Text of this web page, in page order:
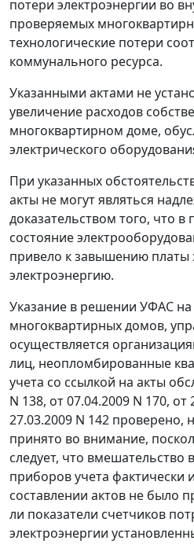
потери электроэнергии во
проверяемых
технологические потери
коммунального ресурса.
Указанными актами не
увеличение расходов
многоквартирном доме,
электрического
При указанных
акты не могут являться
доказательством того, что
состояние
привело к завышению платы
электроэнергию.
Указание в решении УФАС
многоквартирных домов,
осуществляется
лиц, неопломбированные
учета со ссылкой на акты
N 138, от 07.04.2009 N 170, от
27.03.2009 N 142 проверено,
принято во внимание,
следует, что вмешательство
приборов учета фактически
составлении актов не было
ли показатели счетчиков
электроэнергии